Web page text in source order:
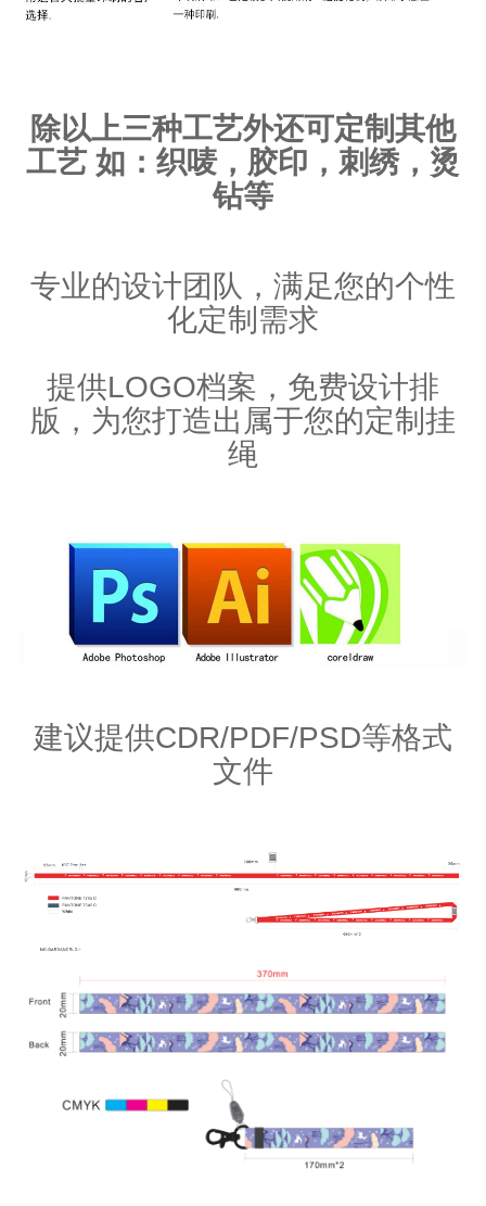
除以上三种工艺外还可定制其他
工艺 如：织唛，胶印，刺绣，烫
钻等
专业的设计团队，满足您的个性
化定制需求
提供LOGO档案，免费设计排
版，为您打造出属于您的定制挂
绳
建议提供CDR/PDF/PSD等格式
文件